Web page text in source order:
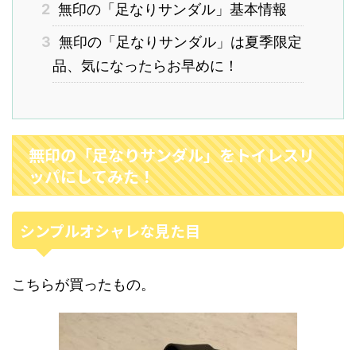
2 無印の「足なりサンダル」基本情報
3 無印の「足なりサンダル」は夏季限定
品、気になったらお早めに！
無印の「足なりサンダル」をトイレスリ
ッパにしてみた！
シンプルオシャレな見た目
こちらが買ったもの。